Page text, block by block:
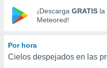
y
digital
basada
¡Descarga GRATIS la
Meteored!
Por hora
Cielos despejados en las